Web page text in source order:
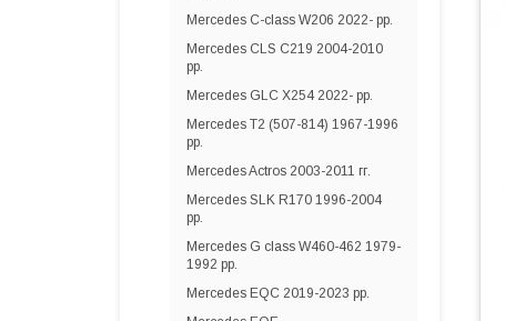
Mercedes C-class W206 2022- рр.
Mercedes CLS C219 2004-2010
рр.
Mercedes GLC X254 2022- рр.
Mercedes T2 (507-814) 1967-1996
рр.
Mercedes Actros 2003-2011 гг.
Mercedes SLK R170 1996-2004
рр.
Mercedes G class W460-462 1979-
1992 рр.
Mercedes EQC 2019-2023 рр.